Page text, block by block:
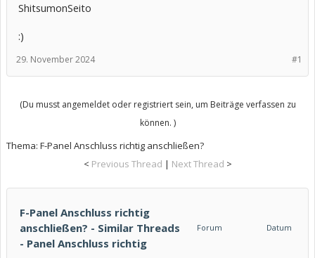
ShitsumonSeito
:)
#1
29. November 2024
(Du musst angemeldet oder registriert sein, um Beiträge verfassen zu
können. )
Thema: F-Panel Anschluss richtig anschließen?
< Previous Thread | Next Thread >
F-Panel Anschluss richtig
anschließen? - Similar Threads
- Panel Anschluss richtig
Forum Datum